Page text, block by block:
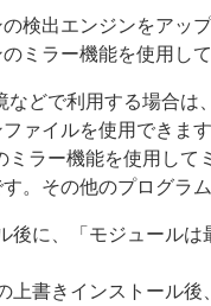
検出エンジンをアッ
ミラー機能を使用し
どで利用する場合は、
ァイルを使用できます
ラー機能を使用して
。その他のプログラ
後に、「モジュール
上書きインストール